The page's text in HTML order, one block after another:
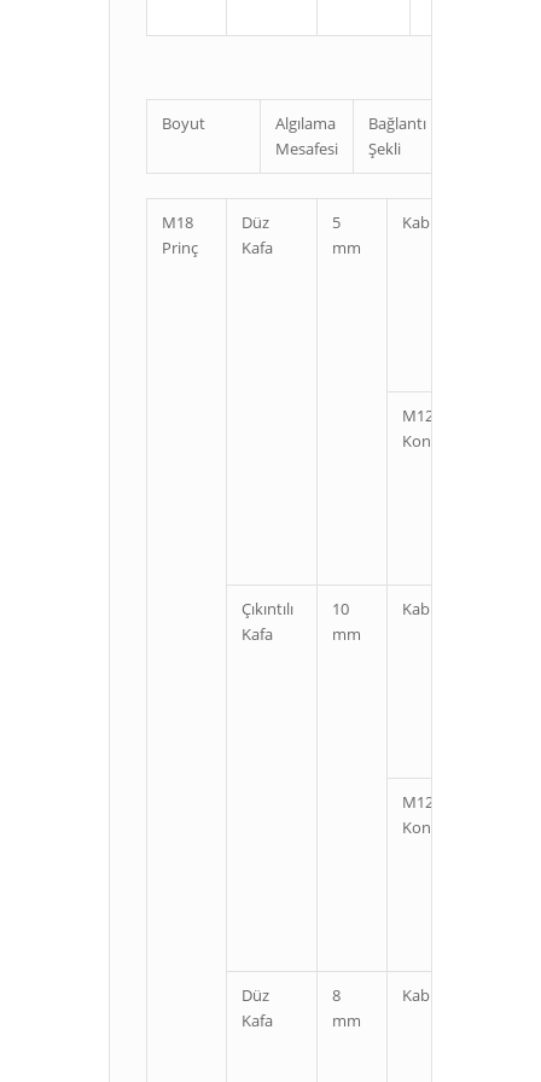
Boyut
Algılama
Mesafesi
Bağlantı
Şekli
M18
Prinç
Düz
Kafa
5
mm
Kablolu
M12
Konnektörlü
Çıkıntılı
Kafa
10
mm
Kablolu
M12
Konnektörlü
Düz
Kafa
8
mm
Kablolu